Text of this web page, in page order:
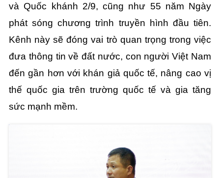
và Quốc khánh 2/9, cũng như 55 năm Ngày
phát sóng chương trình truyền hình đầu tiên.
Kênh này sẽ đóng vai trò quan trọng trong việc
đưa thông tin về đất nước, con người Việt Nam
đến gần hơn với khán giả quốc tế, nâng cao vị
thế quốc gia trên trường quốc tế và gia tăng
sức mạnh mềm.